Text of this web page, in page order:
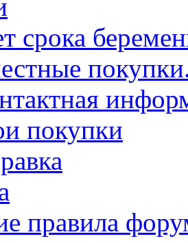
срока
покупки
правила